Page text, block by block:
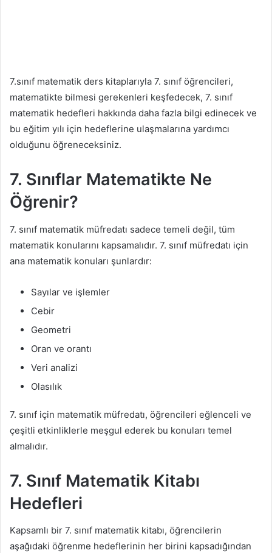
7.sınıf matematik ders kitaplarıyla 7. sınıf öğrencileri,
matematikte bilmesi gerekenleri keşfedecek, 7. sınıf
matematik hedefleri hakkında daha fazla bilgi edinecek ve
bu eğitim yılı için hedeflerine ulaşmalarına yardımcı
olduğunu öğreneceksiniz.
7. Sınıflar Matematikte Ne
Öğrenir?
7. sınıf matematik müfredatı sadece temeli değil, tüm
matematik konularını kapsamalıdır. 7. sınıf müfredatı için
ana matematik konuları şunlardır:
Sayılar ve işlemler
Cebir
Geometri
Oran ve orantı
Veri analizi
Olasılık
7. sınıf için matematik müfredatı, öğrencileri eğlenceli ve
çeşitli etkinliklerle meşgul ederek bu konuları temel
almalıdır.
7. Sınıf Matematik Kitabı
Hedefleri
Kapsamlı bir 7. sınıf matematik kitabı, öğrencilerin
aşağıdaki öğrenme hedeflerinin her birini kapsadığından